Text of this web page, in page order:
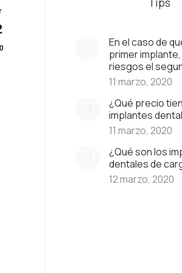
En el caso de
primer
riesgos el
11 marzo, 2020
¿Qué precio
implantes
11 marzo, 2020
¿Qué son los
dentales de
12 marzo, 2020